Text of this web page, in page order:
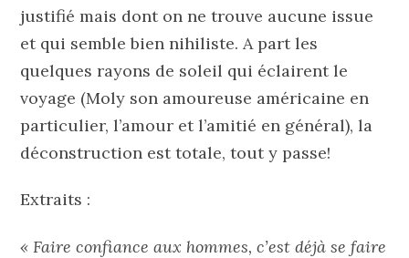
justifié mais dont on ne trouve aucune issue
et qui semble bien nihiliste. A part les
quelques rayons de soleil qui éclairent le
voyage (Moly son amoureuse américaine en
particulier, l’amour et l’amitié en général), la
déconstruction est totale, tout y passe!
Extraits :
« Faire confiance aux hommes, c’est déjà se faire